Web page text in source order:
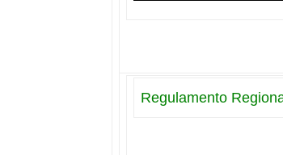
Regulamento